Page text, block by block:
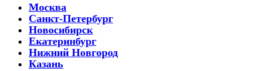
Москва
Санкт-Петербург
Новосибирск
Екатеринбург
Нижний Новгород
Казань